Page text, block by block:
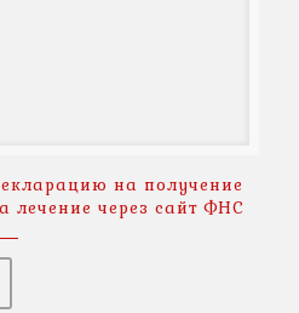
на получение
лечение через сайт ФНС